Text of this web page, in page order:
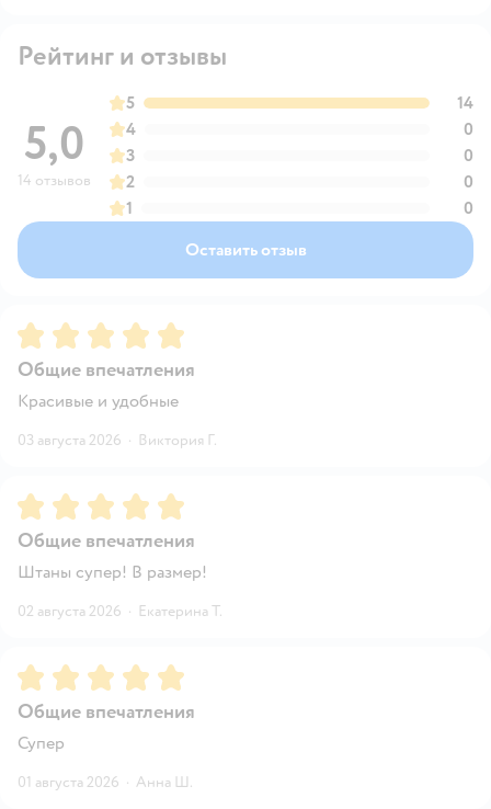
Рейтинг и отзывы
5,0
14 отзывов
5
14
4
0
3
0
2
0
1
0
Оставить отзыв
Рейтинг:5
Общие впечатления
Красивые и удобные
03 августа 2026 · Виктория Г.
Рейтинг:5
Общие впечатления
Штаны супер! В размер!
02 августа 2026 · Екатерина Т.
Рейтинг:5
Общие впечатления
Супер
01 августа 2026 · Анна Ш.